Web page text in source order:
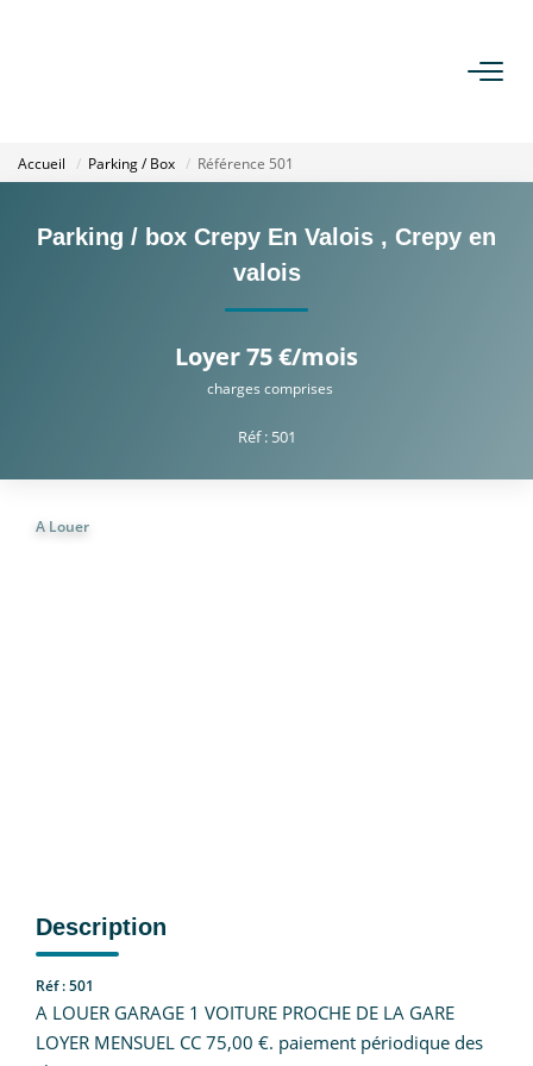
LOUER
ESTIMER
NOTRE AGENCE
Accueil Parking / Box Référence 501
Parking / box Crepy En Valois , Crepy en
valois
Loyer 75 €/mois
charges comprises
Réf : 501
A Louer
Description
Réf : 501
A LOUER GARAGE 1 VOITURE PROCHE DE LA GARE
LOYER MENSUEL CC 75,00 €. paiement périodique des